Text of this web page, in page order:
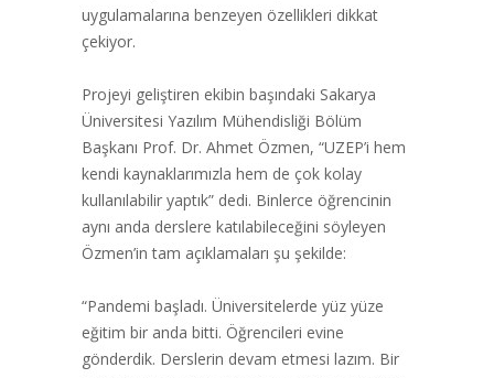
uygulamalarına benzeyen özellikleri dikkat
çekiyor.
Projeyi geliştiren ekibin başındaki Sakarya
Üniversitesi Yazılım Mühendisliği Bölüm
Başkanı Prof. Dr. Ahmet Özmen, “UZEP’i hem
kendi kaynaklarımızla hem de çok kolay
kullanılabilir yaptık” dedi. Binlerce öğrencinin
aynı anda derslere katılabileceğini söyleyen
Özmen’in tam açıklamaları şu şekilde:
“Pandemi başladı. Üniversitelerde yüz yüze
eğitim bir anda bitti. Öğrencileri evine
gönderdik. Derslerin devam etmesi lazım. Bir